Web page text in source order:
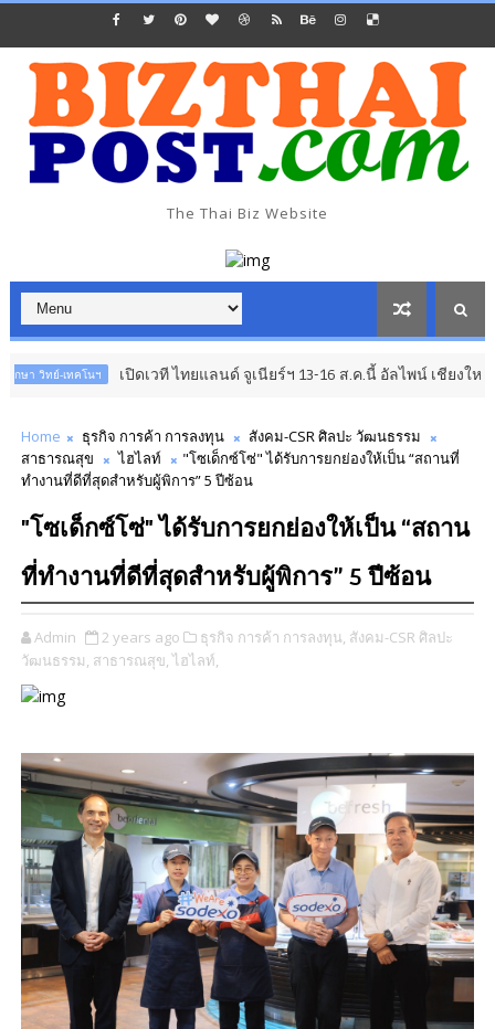
The Thai Biz Website
เทคโนฯ เปิดเวที ไทยแลนด์ จูเนียร์ฯ 13-16 ส.ค.นี้ อัลไพน์ เชียงใหม่ อาเ
Home ธุรกิจ การค้า การลงทุน
สังคม-CSR ศิลปะ วัฒนธรรม
สาธารณสุข
ไฮไลท์
"โซเด็กซ์โซ่" ได้รับการยกย่องให้เป็น “สถานที่
ทำงานที่ดีที่สุดสำหรับผู้พิการ” 5 ปีซ้อน
"โซเด็กซ์โซ่" ได้รับการยกย่องให้เป็น “สถาน
ที่ทำงานที่ดีที่สุดสำหรับผู้พิการ” 5 ปีซ้อน
Admin 2 years ago ธุรกิจ การค้า การลงทุน, สังคม-CSR ศิลปะ
วัฒนธรรม, สาธารณสุข, ไฮไลท์,